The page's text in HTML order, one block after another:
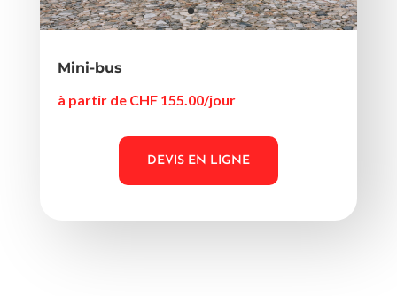
Mini-bus
à partir de CHF 155.00/jour
DEVIS EN LIGNE